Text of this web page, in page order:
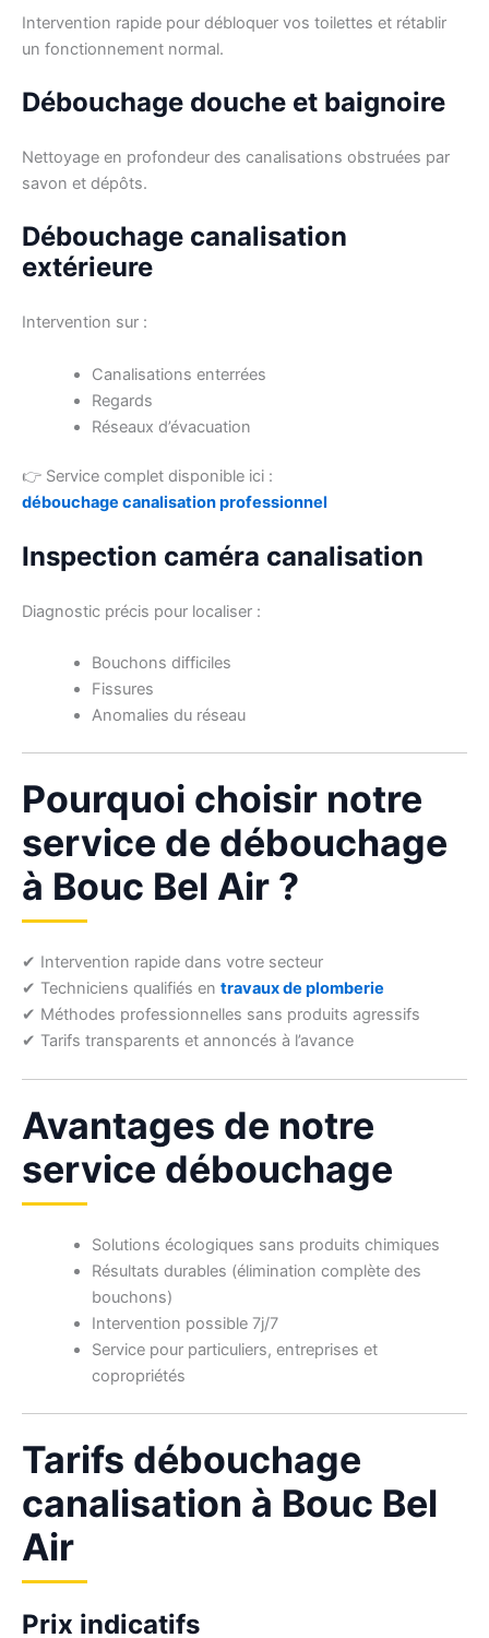
Intervention rapide pour débloquer vos toilettes et rétablir
un fonctionnement normal.
Débouchage douche et baignoire
Nettoyage en profondeur des canalisations obstruées par
savon et dépôts.
Débouchage canalisation
extérieure
Intervention sur :
Canalisations enterrées
Regards
Réseaux d’évacuation
👉 Service complet disponible ici :
débouchage canalisation professionnel
Inspection caméra canalisation
Diagnostic précis pour localiser :
Bouchons difficiles
Fissures
Anomalies du réseau
Pourquoi choisir notre
service de débouchage
à Bouc Bel Air ?
✔ Intervention rapide dans votre secteur
✔ Techniciens qualifiés en travaux de plomberie
✔ Méthodes professionnelles sans produits agressifs
✔ Tarifs transparents et annoncés à l’avance
Avantages de notre
service débouchage
Solutions écologiques sans produits chimiques
Résultats durables (élimination complète des
bouchons)
Intervention possible 7j/7
Service pour particuliers, entreprises et
copropriétés
Tarifs débouchage
canalisation à Bouc Bel
Air
Prix indicatifs